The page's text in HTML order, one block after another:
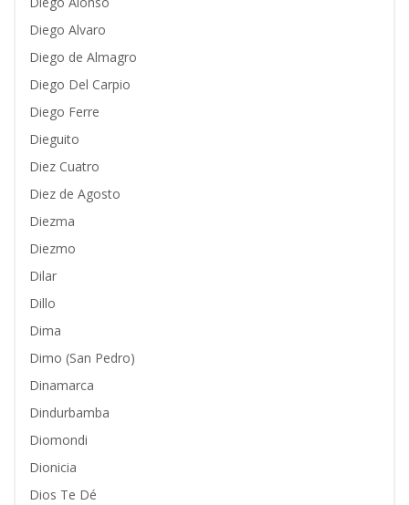
Diego Alvaro
Diego de Almagro
Diego Del Carpio
Diego Ferre
Dieguito
Diez Cuatro
Diez de Agosto
Diezma
Diezmo
Dilar
Dillo
Dima
Dimo (San Pedro)
Dinamarca
Dindurbamba
Diomondi
Dionicia
Dios Te Dé